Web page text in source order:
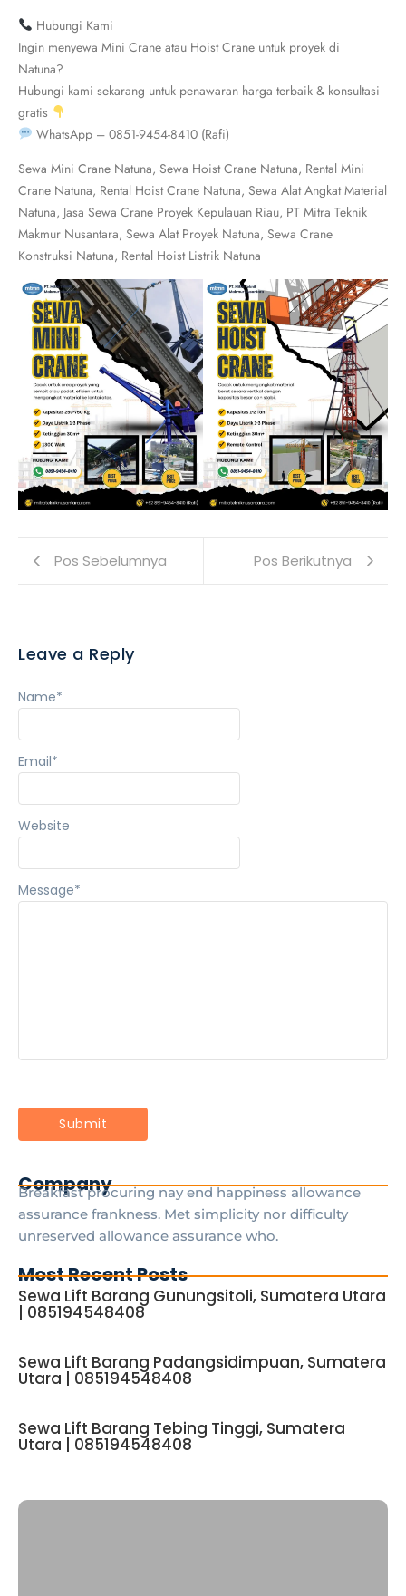
Hubungi Kami
Ingin menyewa Mini Crane atau Hoist Crane untuk proyek di
Natuna?
Hubungi kami sekarang untuk penawaran harga terbaik & konsultasi
gratis
WhatsApp – 0851-9454-8410 (Rafi)
Sewa Mini Crane Natuna, Sewa Hoist Crane Natuna, Rental Mini
Crane Natuna, Rental Hoist Crane Natuna, Sewa Alat Angkat Material
Natuna, Jasa Sewa Crane Proyek Kepulauan Riau, PT Mitra Teknik
Makmur Nusantara, Sewa Alat Proyek Natuna, Sewa Crane
Konstruksi Natuna, Rental Hoist Listrik Natuna
Pos Sebelumnya Pos Berikutnya
Leave a Reply
Message*
Name*
Email*
Website
Company
Breakfast procuring nay end happiness allowance
assurance frankness. Met simplicity nor difficulty
unreserved allowance assurance who.
Most Recent Posts
Sewa Lift Barang Gunungsitoli, Sumatera Utara
| 085194548408
Sewa Lift Barang Padangsidimpuan, Sumatera
Utara | 085194548408
Sewa Lift Barang Tebing Tinggi, Sumatera
Utara | 085194548408